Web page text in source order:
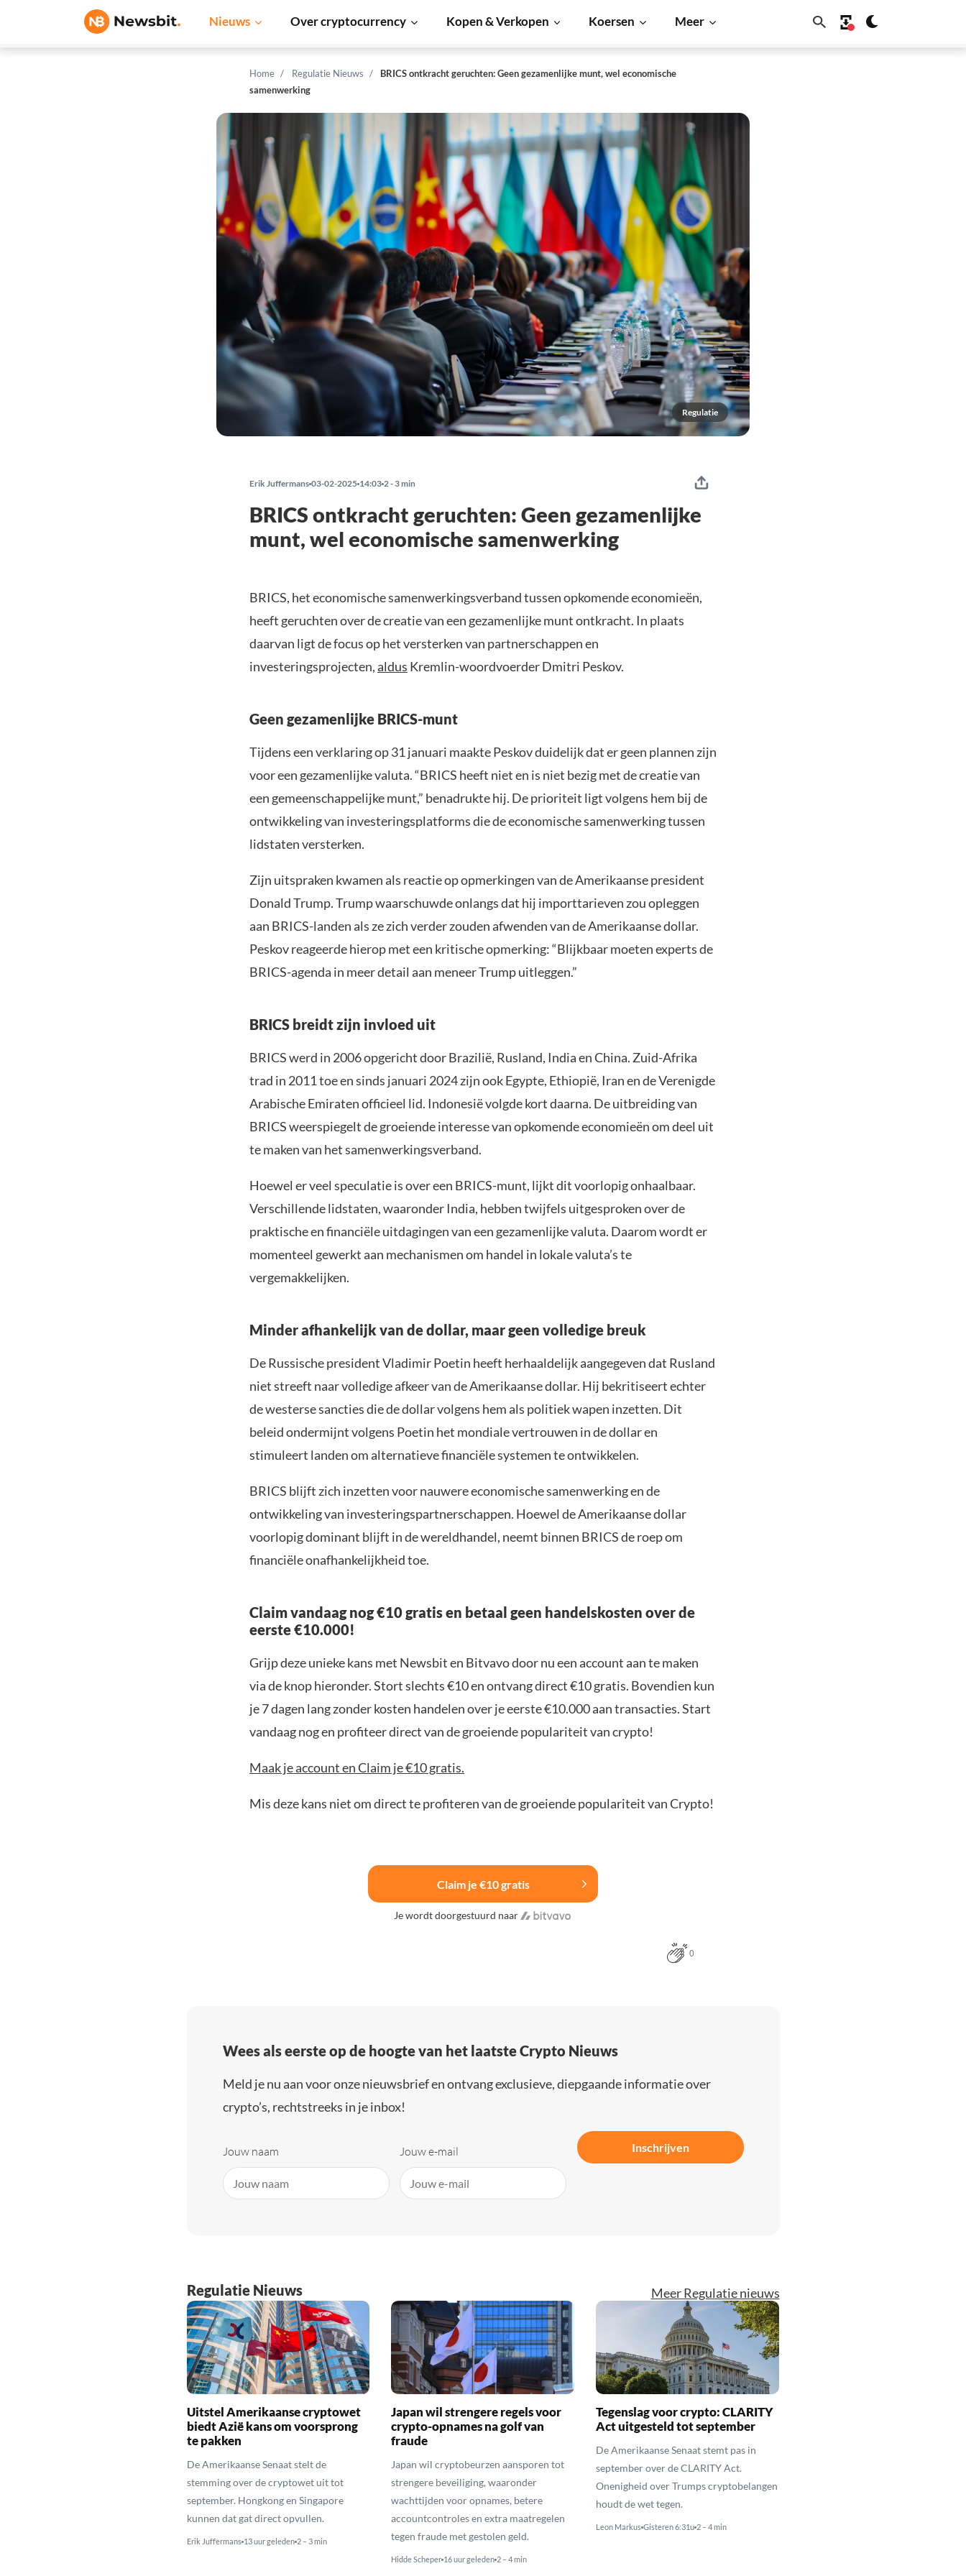
Nieuws Over cryptocurrency Kopen & Verkopen Koersen Meer
Home Regulatie Nieuws
BRICS ontkracht geruchten: Geen gezamenlijke munt, wel economische
samenwerking
Regulatie
Erik Juffermans 03-02-2025 14:03 2 - 3 min
BRICS ontkracht geruchten: Geen gezamenlijke
munt, wel economische samenwerking
BRICS, het economische samenwerkingsverband tussen opkomende economieën,
heeft geruchten over de creatie van een gezamenlijke munt ontkracht. In plaats
daarvan ligt de focus op het versterken van partnerschappen en
investeringsprojecten,aldus Kremlin-woordvoerder Dmitri Peskov.
Geen gezamenlijke BRICS-munt
Tijdens een verklaring op 31 januari maakte Peskov duidelijk dat er geen plannen zijn
voor een gezamenlijke valuta. “BRICS heeft niet en is niet bezig met de creatie van
een gemeenschappelijke munt,” benadrukte hij. De prioriteit ligt volgens hem bij de
ontwikkeling van investeringsplatforms die de economische samenwerking tussen
lidstaten versterken.
Zijn uitspraken kwamen als reactie op opmerkingen van de Amerikaanse president
Donald Trump. Trump waarschuwde onlangs dat hij importtarieven zou opleggen
aan BRICS-landen als ze zich verder zouden afwenden van de Amerikaanse dollar.
Peskov reageerde hierop met een kritische opmerking: “Blijkbaar moeten experts de
BRICS-agenda in meer detail aan meneer Trump uitleggen.”
BRICS breidt zijn invloed uit
BRICS werd in 2006 opgericht door Brazilië, Rusland, India en China. Zuid-Afrika
trad in 2011 toe en sinds januari 2024 zijn ook Egypte, Ethiopië, Iran en de Verenigde
Arabische Emiraten officieel lid. Indonesië volgde kort daarna. De uitbreiding van
BRICS weerspiegelt de groeiende interesse van opkomende economieën om deel uit
te maken van het samenwerkingsverband.
Hoewel er veel speculatie is over een BRICS-munt, lijkt dit voorlopig onhaalbaar.
Verschillende lidstaten, waaronder India, hebben twijfels uitgesproken over de
praktische en financiële uitdagingen van een gezamenlijke valuta. Daarom wordt er
momenteel gewerkt aan mechanismen om handel in lokale valuta’s te
vergemakkelijken.
Minder afhankelijk van de dollar, maar geen volledige breuk
De Russische president Vladimir Poetin heeft herhaaldelijk aangegeven dat Rusland
niet streeft naar volledige afkeer van de Amerikaanse dollar. Hij bekritiseert echter
de westerse sancties die de dollar volgens hem als politiek wapen inzetten. Dit
beleid ondermijnt volgens Poetin het mondiale vertrouwen in de dollar en
stimuleert landen om alternatieve financiële systemen te ontwikkelen.
BRICS blijft zich inzetten voor nauwere economische samenwerking en de
ontwikkeling van investeringspartnerschappen. Hoewel de Amerikaanse dollar
voorlopig dominant blijft in de wereldhandel, neemt binnen BRICS de roep om
financiële onafhankelijkheid toe.
Claim vandaag nog €10 gratis en betaal geen handelskosten over de
eerste €10.000!
Grijp deze unieke kans met Newsbit en Bitvavo door nu een account aan te maken
via de knop hieronder. Stort slechts €10 en ontvang direct €10 gratis. Bovendien kun
je 7 dagen lang zonder kosten handelen over je eerste €10.000 aan transacties. Start
vandaag nog en profiteer direct van de groeiende populariteit van crypto!
Maak je account en Claim je €10 gratis.
Mis deze kans niet om direct te profiteren van de groeiende populariteit van Crypto!
Claim je €10 gratis
Je wordt doorgestuurd naar
0
Wees als eerste op de hoogte van het laatste Crypto Nieuws
Meld je nu aan voor onze nieuwsbrief en ontvang exclusieve, diepgaande informatie over
crypto’s, rechtstreeks in je inbox!
Jouw naam Jouw e-mail Inschrijven
Regulatie Nieuws Meer Regulatie nieuws
Uitstel Amerikaanse cryptowet
biedt Azië kans om voorsprong
te pakken
De Amerikaanse Senaat stelt de
stemming over de cryptowet uit tot
september. Hongkong en Singapore
kunnen dat gat direct opvullen.
Erik Juffermans 13 uur geleden 2 – 3 min
Japan wil strengere regels voor
crypto-opnames na golf van
fraude
Japan wil cryptobeurzen aansporen tot
strengere beveiliging, waaronder
wachttijden voor opnames, betere
accountcontroles en extra maatregelen
tegen fraude met gestolen geld.
Hidde Scheper 16 uur geleden 2 – 4 min
Tegenslag voor crypto: CLARITY
Act uitgesteld tot september
De Amerikaanse Senaat stemt pas in
september over de CLARITY Act.
Onenigheid over Trumps cryptobelangen
houdt de wet tegen.
Leon Markus Gisteren 6:31u 2 – 4 min